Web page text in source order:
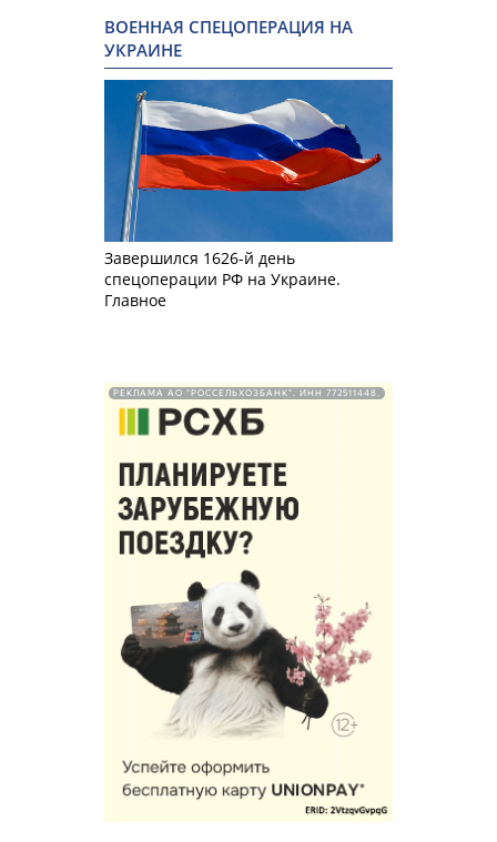
ВОЕННАЯ СПЕЦОПЕРАЦИЯ НА
УКРАИНЕ
Завершился 1626-й день
спецоперации РФ на Украине.
Главное
РЕКЛАМА АО "РОССЕЛЬХОЗБАНК". ИНН 772511448.